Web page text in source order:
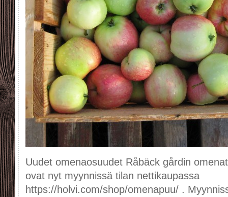
Uudet omenaosuudet Råbäck gårdin
ovat nyt myynnissä tilan nettikaupassa
https://holvi.com/shop/omenapuu/ .